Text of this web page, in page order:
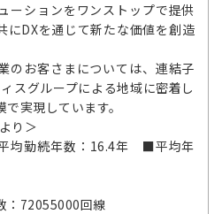
ーションをワンストップで提供
にDXを通じて新たな価値を創造
のお客さまについては、連結子
スグループによる地域に密着し
実現しています。
り＞
勤続年数：16.4年 ■平均年
：72055000回線